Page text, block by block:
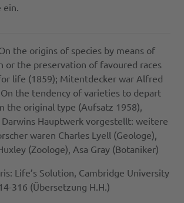
the origins of species by means of
or the preservation of favoured races
life (1859); Mitentdecker war Alfred
On the tendency of varieties to depart
the original type (Aufsatz 1958),
Hauptwerk vorgestellt: weitere
waren Charles Lyell (Geologe),
(Zoologe), Asa Gray (Botaniker)
Life’s Solution, Cambridge University
316 (Übersetzung H.H.)